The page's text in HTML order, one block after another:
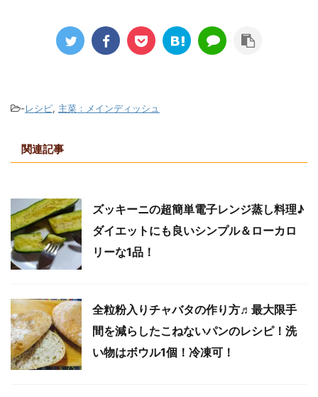
-レシピ, 主菜：メインディッシュ
関連記事
ズッキーニの超簡単電子レンジ蒸し料理♪
ダイエットにも良いシンプル＆ローカロ
リーな1品！
全粒粉入りチャバタの作り方♬最大限手
間を減らしたこねないパンのレシピ！洗
い物はボウル1個！冷凍可！